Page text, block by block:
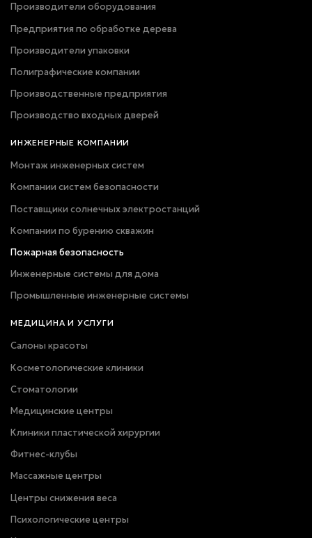
Производители оборудования
Предприятия по обработке дерева
Производители упаковки
Полиграфические компании
Производственные предприятия
Производство входных дверей
ИНЖЕНЕРНЫЕ КОМПАНИИ
Монтаж инженерных систем
Компании систем безопасности
Поставщики солнечных электростанций
Компании по бурению скважин
Пожарная безопасность
Инженерные системы для дома
Промышленные инженерные системы
МЕДИЦИНА И УСЛУГИ
Салоны красоты
Косметологические клиники
Стоматологии
Медицинские центры
Клиники пластической хирургии
Фитнес-клубы
Массажные центры
Центры снижения веса
Психологические центры